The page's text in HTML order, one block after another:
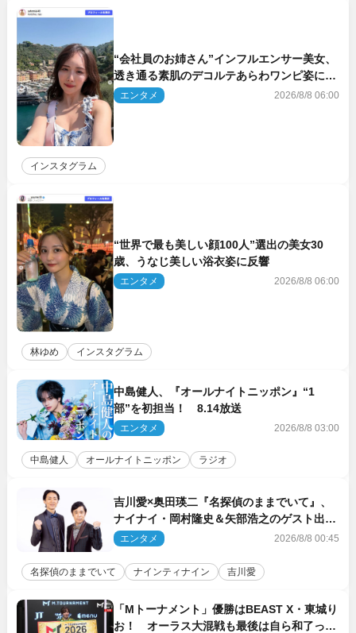
“会社員のお姉さん”インフルエンサー美女、
透き通る素肌のデコルテあらわワンピ姿に反
響エンタメ 2026/8/8 06:00
インスタグラム
“世界で最も美しい顔100人”選出の美女30
歳、うなじ美しい浴衣姿に反響
エンタメ 2026/8/8 06:00
林ゆめ インスタグラム
中島健人、『オールナイトニッポン』“1
部”を初担当！ 8.14放送
エンタメ 2026/8/8 03:00
中島健人 オールナイトニッポン ラジオ
吉川愛×奥田瑛二『名探偵のままでいて』、
ナイナイ・岡村隆史＆矢部浩之のゲスト出演
が決定！
エンタメ 2026/8/8 00:45
名探偵のままでいて ナインティナイン 吉川愛
「Mトーナメント」優勝はBEAST X・東城り
お！ オーラス大混戦も最後は自ら和了って